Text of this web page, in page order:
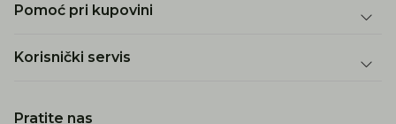
Pomoć pri kupovini
Korisnički servis
Pratite nas